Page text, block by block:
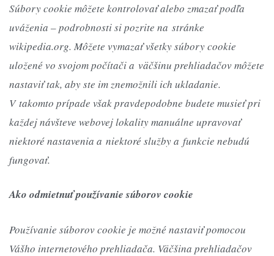
Súbory cookie môžete kontrolovať alebo zmazať podľa
uváženia – podrobnosti si pozrite na stránke
wikipedia.org. Môžete vymazať všetky súbory cookie
uložené vo svojom počítači a väčšinu prehliadačov môžete
nastaviť tak, aby ste im znemožnili ich ukladanie.
V takomto prípade však pravdepodobne budete musieť pri
každej návšteve webovej lokality manuálne upravovať
niektoré nastavenia a niektoré služby a funkcie nebudú
fungovať.
Ako odmietnuť používanie súborov cookie
Používanie súborov cookie je možné nastaviť pomocou
Vášho internetového prehliadača. Väčšina prehliadačov